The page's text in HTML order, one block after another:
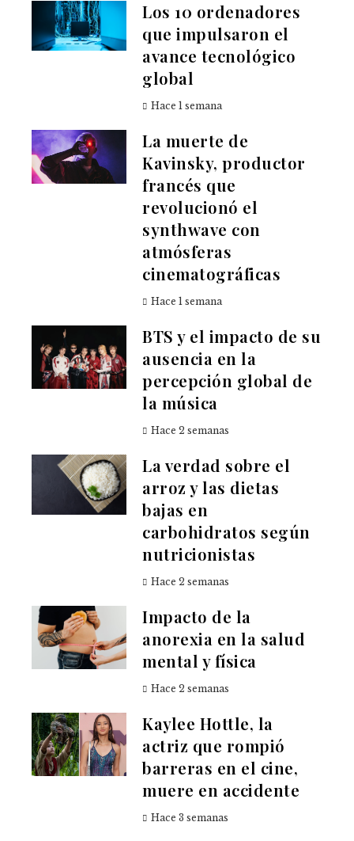
Los 10 ordenadores
que impulsaron el
avance tecnológico
global
Hace 1 semana
La muerte de
Kavinsky, productor
francés que
revolucionó el
synthwave con
atmósferas
cinematográficas
Hace 1 semana
BTS y el impacto de su
ausencia en la
percepción global de
la música
Hace 2 semanas
La verdad sobre el
arroz y las dietas
bajas en
carbohidratos según
nutricionistas
Hace 2 semanas
Impacto de la
anorexia en la salud
mental y física
Hace 2 semanas
Kaylee Hottle, la
actriz que rompió
barreras en el cine,
muere en accidente
Hace 3 semanas